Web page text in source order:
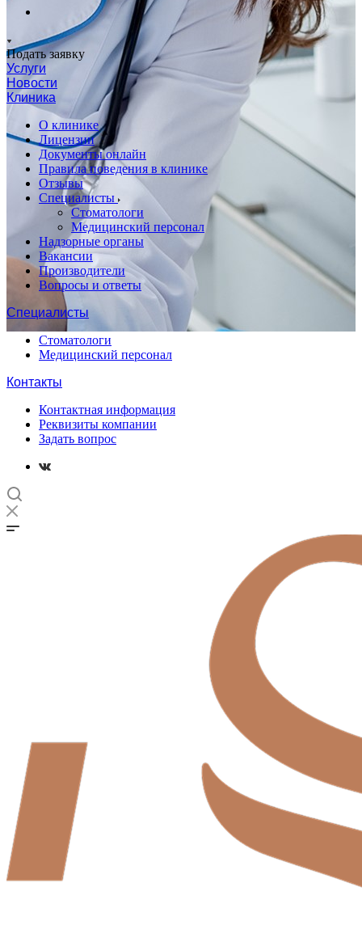
Подать заявку
Услуги
Новости
Клиника
О клинике
Лицензии
Документы онлайн
Правила поведения в клинике
Отзывы
Специалисты
Стоматологи
Медицинский персонал
Надзорные органы
Вакансии
Производители
Вопросы и ответы
Специалисты
Стоматологи
Медицинский персонал
Контакты
Контактная информация
Реквизиты компании
Задать вопрос